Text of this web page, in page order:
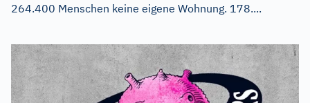
264.400 Menschen keine eigene Wohnung. 178....